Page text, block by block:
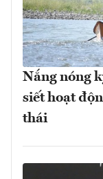
Nắng nóng
siết hoạt
thái